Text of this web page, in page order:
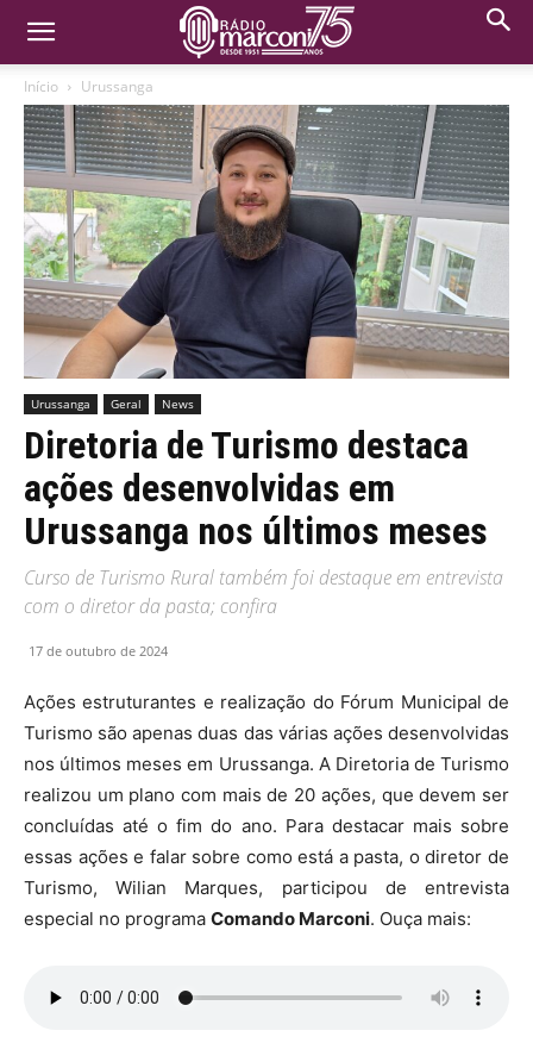
Início Urussanga
Urussanga Geral News
Diretoria de Turismo destaca
ações desenvolvidas em
Urussanga nos últimos meses
Curso de Turismo Rural também foi destaque em entrevista
com o diretor da pasta; confira
17 de outubro de 2024
Ações estruturantes e realização do Fórum Municipal de
Turismo são apenas duas das várias ações desenvolvidas
nos últimos meses em Urussanga. A Diretoria de Turismo
realizou um plano com mais de 20 ações, que devem ser
concluídas até o fim do ano. Para destacar mais sobre
essas ações e falar sobre como está a pasta, o diretor de
Turismo, Wilian Marques, participou de entrevista
especial no programa Comando Marconi. Ouça mais: